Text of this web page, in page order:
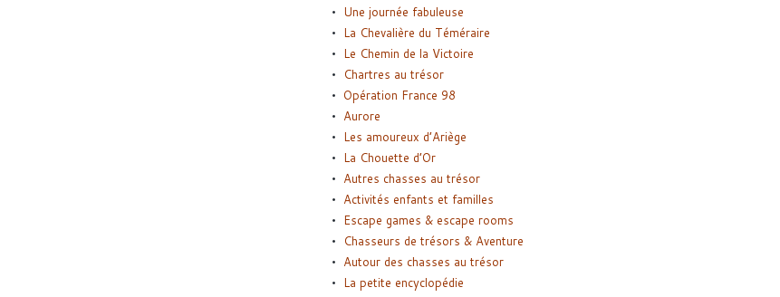
Une journée fabuleuse
La Chevalière du Téméraire
Le Chemin de la Victoire
Chartres au trésor
Opération France 98
Aurore
Les amoureux d’Ariège
La Chouette d’Or
Autres chasses au trésor
Activités enfants et familles
Escape games & escape rooms
Chasseurs de trésors & Aventure
Autour des chasses au trésor
La petite encyclopédie